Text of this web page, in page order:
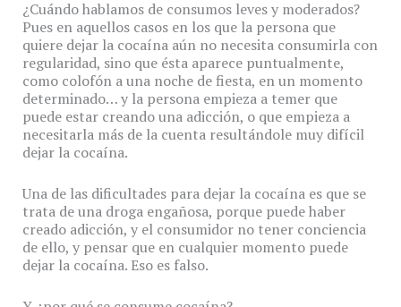
¿Cuándo hablamos de consumos leves y moderados?
Pues en aquellos casos en los que la persona que
quiere dejar la cocaína aún no necesita consumirla con
regularidad, sino que ésta aparece puntualmente,
como colofón a una noche de fiesta, en un momento
determinado… y la persona empieza a temer que
puede estar creando una adicción, o que empieza a
necesitarla más de la cuenta resultándole muy difícil
dejar la cocaína.
Una de las dificultades para dejar la cocaína es que se
trata de una droga engañosa, porque puede haber
creado adicción, y el consumidor no tener conciencia
de ello, y pensar que en cualquier momento puede
dejar la cocaína. Eso es falso.